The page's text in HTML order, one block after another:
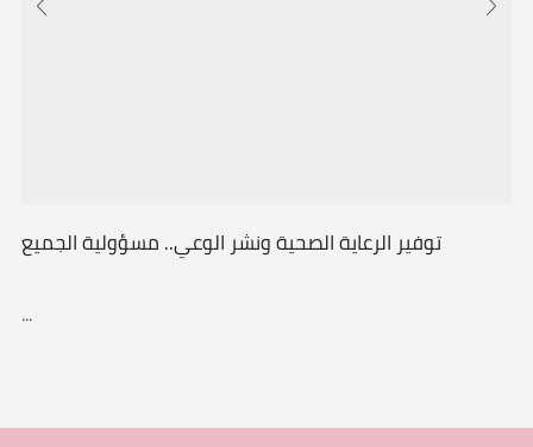
توفير الرعاية الصحية ونشر الوعي.. مسؤولية الجميع
...